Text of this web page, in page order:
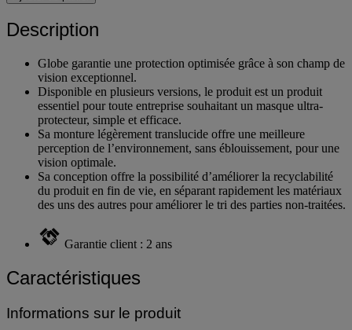
Description
Globe garantie une protection optimisée grâce à son champ de
vision exceptionnel.
Disponible en plusieurs versions, le produit est un produit
essentiel pour toute entreprise souhaitant un masque ultra-
protecteur, simple et efficace.
Sa monture légèrement translucide offre une meilleure
perception de l’environnement, sans éblouissement, pour une
vision optimale.
Sa conception offre la possibilité d’améliorer la recyclabilité
du produit en fin de vie, en séparant rapidement les matériaux
des uns des autres pour améliorer le tri des parties non-traitées.
Garantie client : 2 ans
Caractéristiques
Informations sur le produit